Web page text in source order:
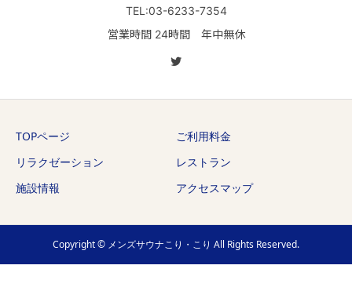
TEL:03-6233-7354
営業時間 24時間 年中無休
TOPページ
ご利用料金
リラクゼーション
レストラン
施設情報
アクセスマップ
Copyright © メンズサウナこり・こり All Rights Reserved.